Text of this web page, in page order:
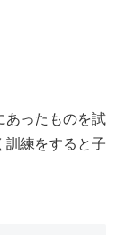
あったものを試
訓練をすると子